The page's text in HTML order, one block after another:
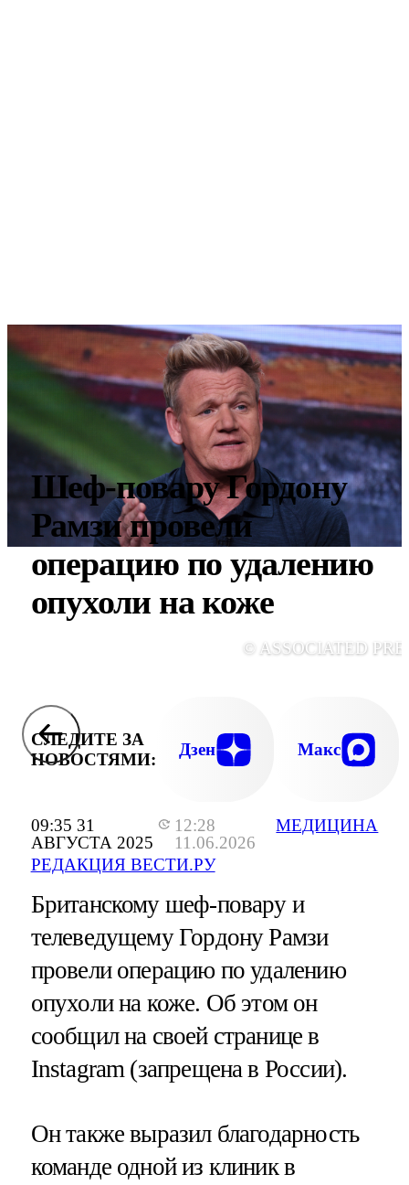
09:35 31
АВГУСТА 2025
12:28
11.06.2026
РЕДАКЦИЯ ВЕСТИ.РУ
МЕДИЦИНА
Шеф-повару Гордону
Рамзи провели
операцию по удалению
опухоли на коже
© ASSOCIATED
СЛЕДИТЕ ЗА
НОВОСТЯМИ:
Дзен Макс
Британскому шеф-повару и
телеведущему Гордону Рамзи
провели операцию по удалению
опухоли на коже. Об этом он
сообщил на своей странице в
Instagram (запрещена в России).
Он также выразил благодарность
команде одной из клиник в